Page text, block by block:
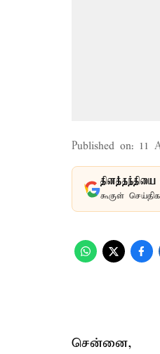
Published on: 11
தினத்தந்தியை
கூகுள்
சென்னை,